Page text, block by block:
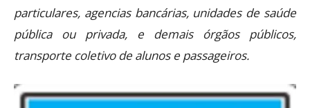
particulares, agencias bancárias, unidades de saúde
pública ou privada, e demais órgãos públicos,
transporte coletivo de alunos e passageiros.